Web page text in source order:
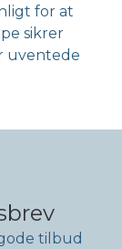
for at
sikrer
uventede
tilbud